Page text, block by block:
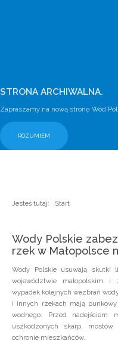
STRONA ARCHIWALNA.
Zapraszamy na nową stronę Wód
ROZUMIEM
Jesteś tutaj: Start
Wody Polskie
rzek w Małopolsce
Wody Polskie usuwają skutki
województwie małopolskim i
wypadek kolejnych wezbrań
i innych rzekach mają
wodnego. Przed nadejściem
uszkodzonych skarp,
ochronie mieszkańców.